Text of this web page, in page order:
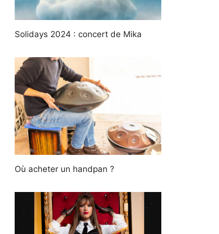
Solidays 2024 : concert de Mika
Où acheter un handpan ?